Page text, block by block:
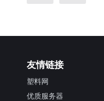
友情链接
塑料网
优质服务器